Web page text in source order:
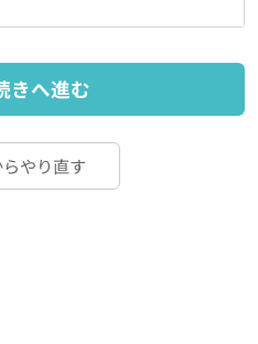
きへ進む
やり直す